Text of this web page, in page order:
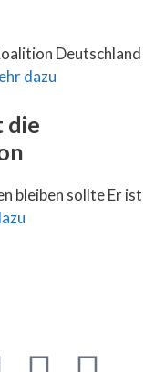
Deutschland
dazu
die
bleiben sollte Er ist